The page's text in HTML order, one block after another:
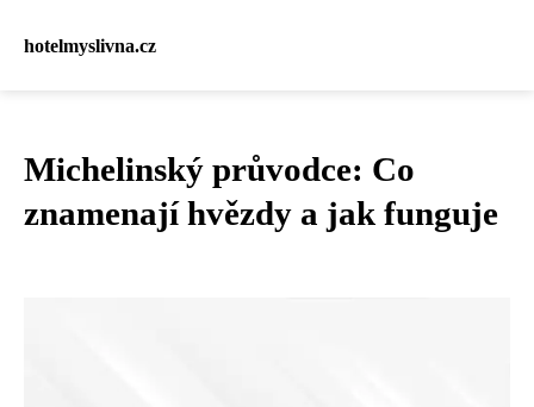
hotelmyslivna.cz
Michelinský průvodce: Co
znamenají hvězdy a jak funguje